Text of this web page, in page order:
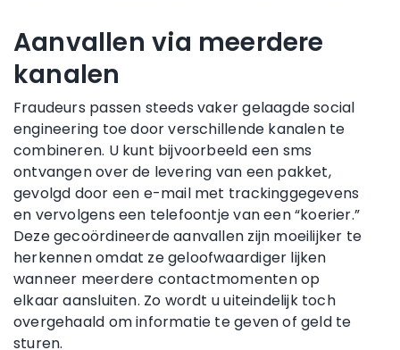
Aanvallen via meerdere
kanalen
Fraudeurs passen steeds vaker gelaagde social
engineering toe door verschillende kanalen te
combineren. U kunt bijvoorbeeld een sms
ontvangen over de levering van een pakket,
gevolgd door een e-mail met trackinggegevens
en vervolgens een telefoontje van een “koerier.”
Deze gecoördineerde aanvallen zijn moeilijker te
herkennen omdat ze geloofwaardiger lijken
wanneer meerdere contactmomenten op
elkaar aansluiten. Zo wordt u uiteindelijk toch
overgehaald om informatie te geven of geld te
sturen.